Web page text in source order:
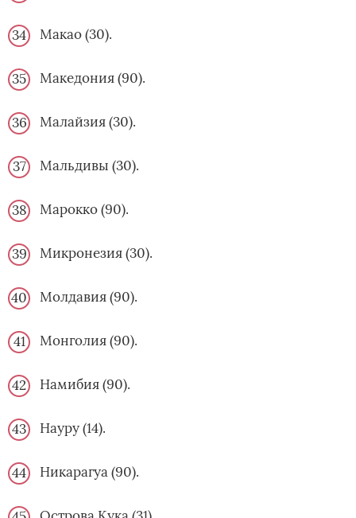
Макао (30).
Македония (90).
Малайзия (30).
Мальдивы (30).
Марокко (90).
Микронезия (30).
Молдавия (90).
Монголия (90).
Намибия (90).
Науру (14).
Никарагуа (90).